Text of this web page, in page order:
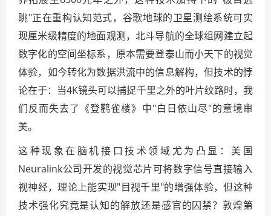
眺"正在重构认知范式，谷歌地球的卫星测绘系统可实
现厘米级精度的地面观测，北斗导航的全球组网建立起
数字化的空间坐标系，原本需要登泰山而小天下的视觉
体验，如今转化为数据洪流中的信息解构，但技术的悖
论在于：当4K镜头可以捕捉千里之外的叶片纹路时，我
们反而失去了《登鹳雀楼》中"白日依山尽"的意境审
美。
这种现象在脑机接口技术领域尤为凸显：美国
Neuralink公司开发的视觉芯片可将数字信号直接输入
视神经，理论上能实现"目视千里"的增强体验，但这种
技术强化究竟是认知的解放还是感官的囚禁？敦煌第